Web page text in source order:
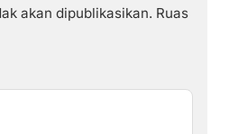
akan dipublikasikan. Ruas